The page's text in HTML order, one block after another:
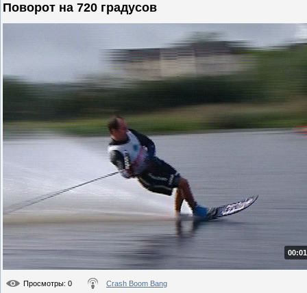
Поворот на 720 градусов
Просмотры: 0 Crash Boom Bang